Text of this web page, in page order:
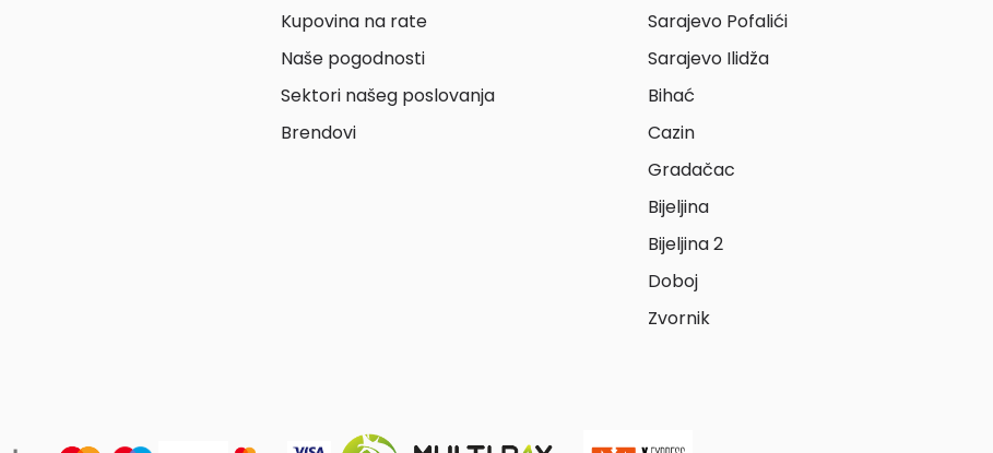
Kupovina na rate
Naše pogodnosti
Sektori našeg poslovanja
Brendovi
Sarajevo Pofalići
Sarajevo Ilidža
Bihać
Cazin
Gradačac
Bijeljina
Bijeljina 2
Doboj
Zvornik